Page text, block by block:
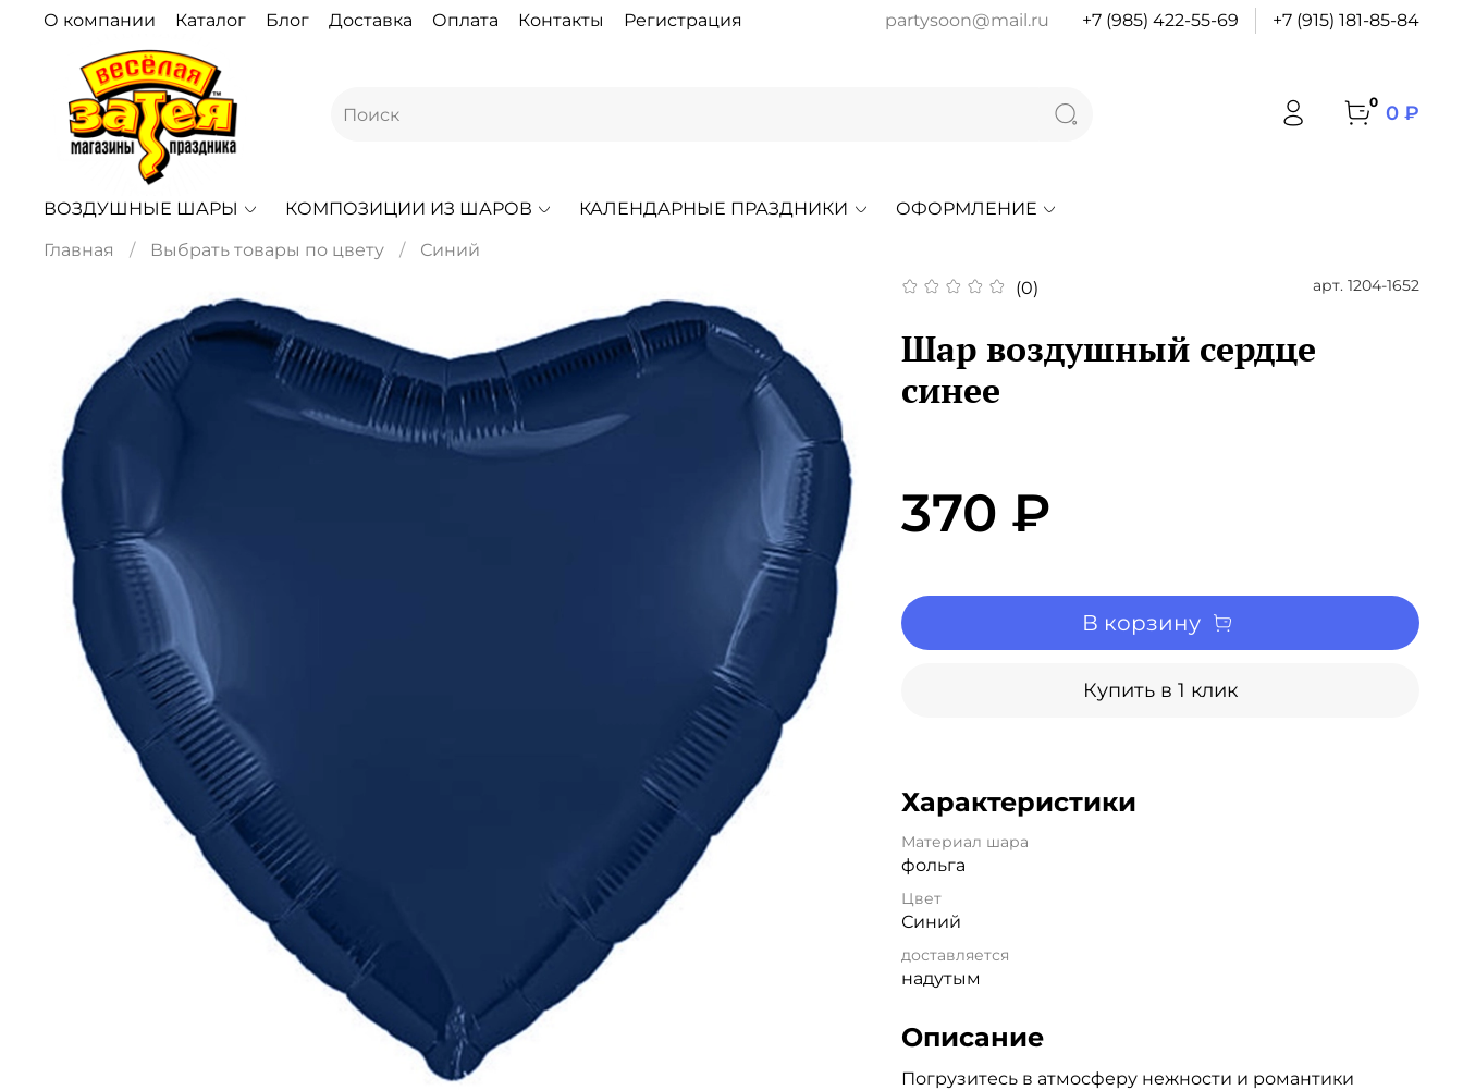
О компании Каталог Блог Доставка Оплата Контакты Регистрация partysoon@mail.ru +7 (985) 422-55-69 +7 (915) 181-85-84
0 0 ₽
ВОЗДУШНЫЕ ШАРЫ КОМПОЗИЦИИ ИЗ ШАРОВ КАЛЕНДАРНЫЕ ПРАЗДНИКИ
ОФОРМЛЕНИЕ
Главная
Выбрать товары по цвету
Синий
(0)
арт. 1204-1652
Шар воздушный сердце
синее
370 ₽
В корзину
Купить в 1 клик
Характеристики
Материал шара
фольга
Цвет
Синий
доставляется
надутым
Описание
Погрузитесь в атмосферу нежности и романтики